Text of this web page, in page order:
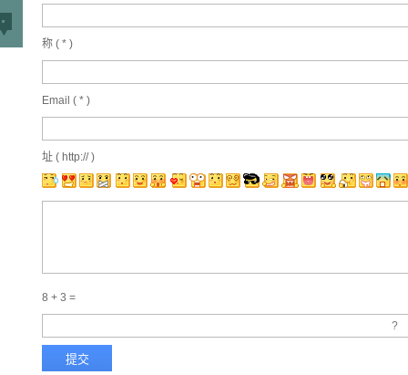
称 ( * )
Email ( * )
址 ( http:// )
8 + 3 =